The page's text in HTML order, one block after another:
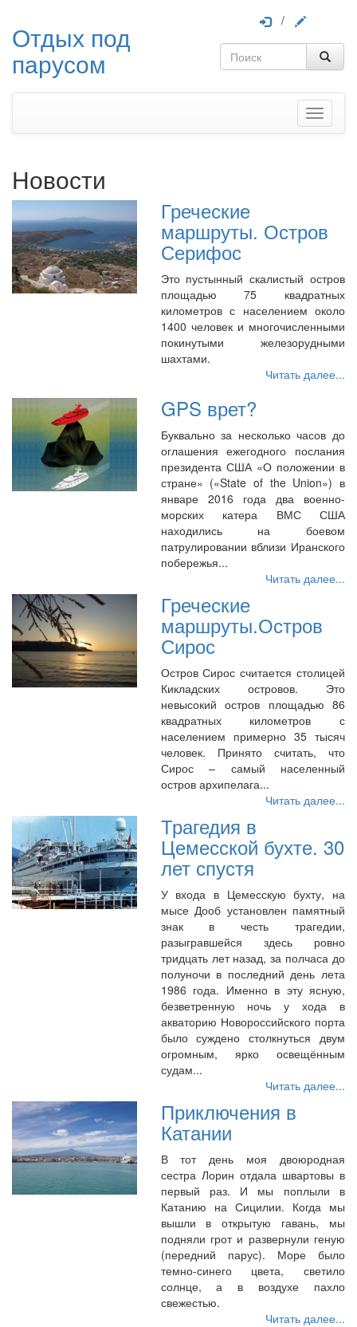
Отдых под
парусом
/
Меню
Новости
Греческие
маршруты. Остров
Серифос
Это пустынный скалистый остров
площадью 75 квадратных
километров с населением около
1400 человек и многочисленными
покинутыми железорудными
шахтами.
Читать далее...
GPS врет?
Буквально за несколько часов до
оглашения ежегодного послания
президента США «О положении в
стране» («State of the Union») в
январе 2016 года два военно-
морских катера ВМС США
находились на боевом
патрулировании вблизи Иранского
побережья...
Читать далее...
Греческие
маршруты.Остров
Сирос
Остров Сирос считается столицей
Кикладских островов. Это
невысокий остров площадью 86
квадратных километров с
населением примерно 35 тысяч
человек. Принято считать, что
Сирос – самый населенный
остров архипелага...
Читать далее...
Трагедия в
Цемесской бухте. 30
лет спустя
У входа в Цемесскую бухту, на
мысе Дооб установлен памятный
знак в честь трагедии,
разыгравшейся здесь ровно
тридцать лет назад, за полчаса до
полуночи в последний день лета
1986 года. Именно в эту ясную,
безветренную ночь у хода в
акваторию Новороссийского порта
было суждено столкнуться двум
огромным, ярко освещённым
судам...
Читать далее...
Приключения в
Катании
В тот день моя двоюродная
сестра Лорин отдала швартовы в
первый раз. И мы поплыли в
Катанию на Сицилии. Когда мы
вышли в открытую гавань, мы
подняли грот и развернули геную
(передний парус). Море было
темно-синего цвета, светило
солнце, а в воздухе пахло
свежестью.
Читать далее...